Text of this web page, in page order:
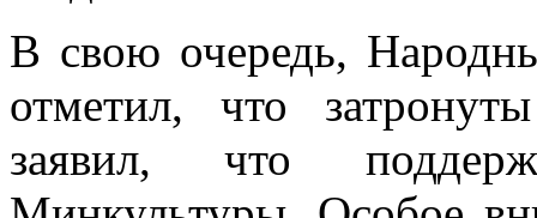
В свою очередь,
отметил, что
заявил, что